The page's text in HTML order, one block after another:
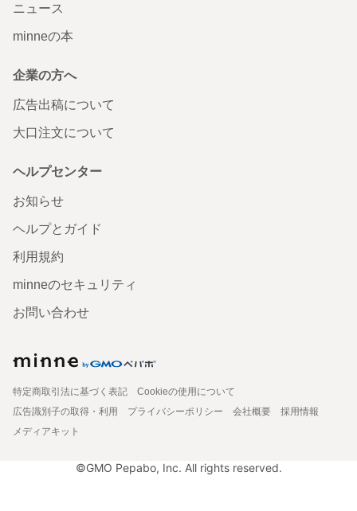
ニュース
minneの本
企業の方へ
広告出稿について
大口注文について
ヘルプセンター
お知らせ
ヘルプとガイド
利用規約
minneのセキュリティ
お問い合わせ
特定商取引法に基づく表記
Cookieの使用について
広告識別子の取得・利用
プライバシーポリシー 会社概要
採用情報
メディアキット
©GMO Pepabo, Inc. All rights reserved.